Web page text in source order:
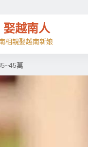
越南人
相親娶越南新娘
萬